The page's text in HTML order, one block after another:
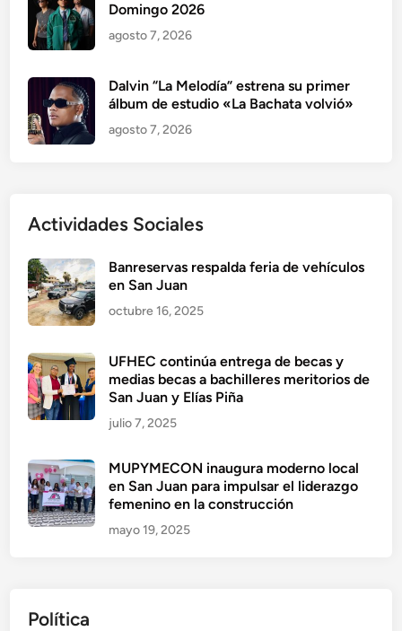
Domingo 2026
agosto 7, 2026
Dalvin “La Melodía” estrena su primer
álbum de estudio «La Bachata volvió»
agosto 7, 2026
Actividades Sociales
Banreservas respalda feria de vehículos
en San Juan
octubre 16, 2025
UFHEC continúa entrega de becas y
medias becas a bachilleres meritorios de
San Juan y Elías Piña
julio 7, 2025
MUPYMECON inaugura moderno local
en San Juan para impulsar el liderazgo
femenino en la construcción
mayo 19, 2025
Política